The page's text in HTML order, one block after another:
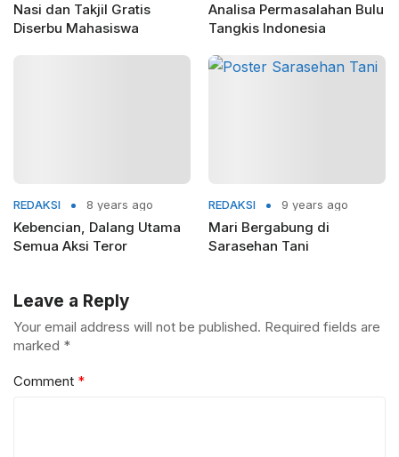
Nasi dan Takjil Gratis
Diserbu Mahasiswa
Analisa Permasalahan Bulu
Tangkis Indonesia
REDAKSI 8 years ago
Kebencian, Dalang Utama
Semua Aksi Teror
REDAKSI 9 years ago
Mari Bergabung di
Sarasehan Tani
Leave a Reply
Your email address will not be published. Required fields are
marked *
Comment *